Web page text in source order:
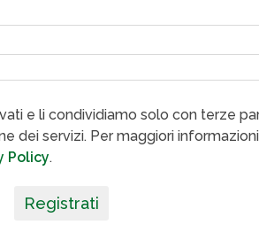
e li condividiamo solo con terze
dei servizi. Per maggiori
Policy.
Registrati